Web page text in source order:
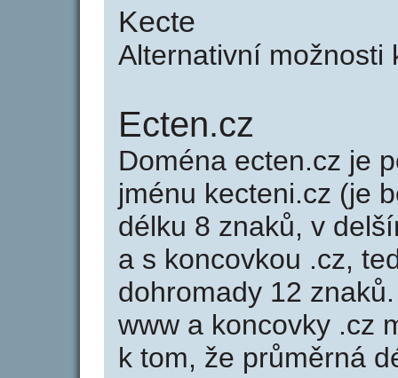
Kecte
Alternativní
Ecten.cz
Doména ecten.cz je
jménu kecteni.cz (je
délku 8 znaků, v
a s koncovkou .cz,
dohromady 12
www a koncovky .cz
k tom, že průměrná